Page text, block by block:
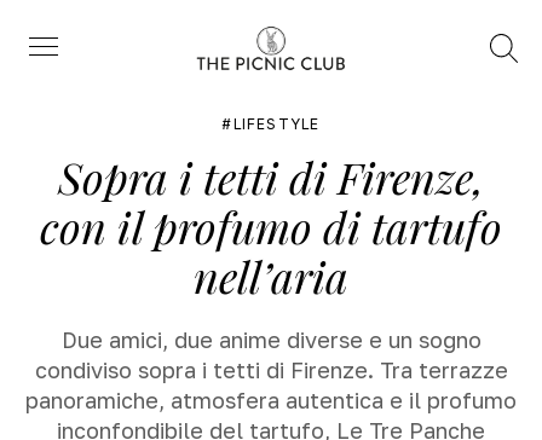
Menu
Trova
LIFESTYLE
Sopra i tetti di Firenze,
con il profumo di tartufo
nell’aria
Due amici, due anime diverse e un sogno
condiviso sopra i tetti di Firenze. Tra terrazze
panoramiche, atmosfera autentica e il profumo
inconfondibile del tartufo, Le Tre Panche